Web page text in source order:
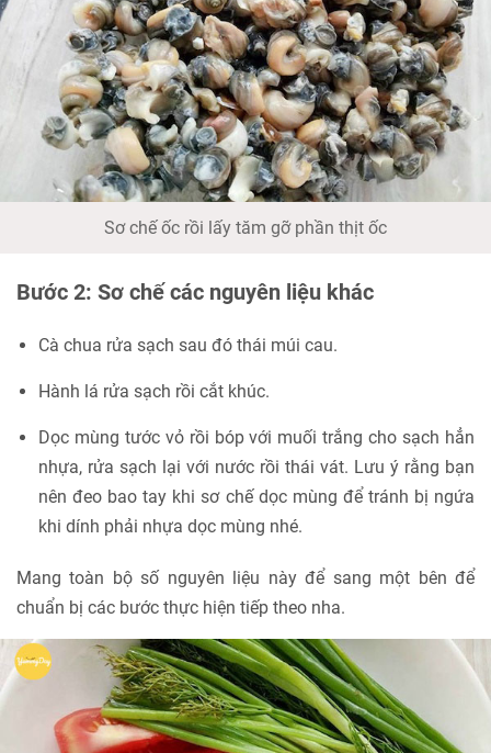
Sơ chế ốc rồi lấy tăm gỡ phần thịt ốc
Bước 2: Sơ chế các nguyên liệu khác
Cà chua rửa sạch sau đó thái múi cau.
Hành lá rửa sạch rồi cắt khúc.
Dọc mùng tước vỏ rồi bóp với muối trắng cho sạch hẳn
nhựa, rửa sạch lại với nước rồi thái vát. Lưu ý rằng bạn
nên đeo bao tay khi sơ chế dọc mùng để tránh bị ngứa
khi dính phải nhựa dọc mùng nhé.
Mang toàn bộ số nguyên liệu này để sang một bên để
chuẩn bị các bước thực hiện tiếp theo nha.